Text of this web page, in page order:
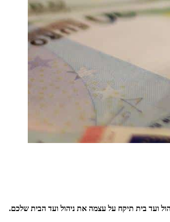
ועד בית תיקח על עצמה את ניהול ועד הבית שלכם.